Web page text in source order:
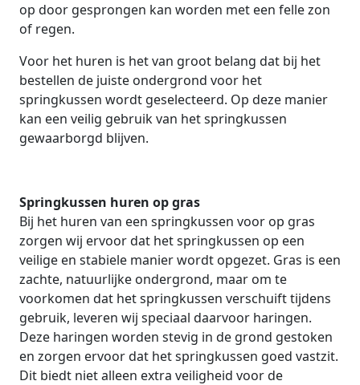
op door gesprongen kan worden met een felle zon
of regen.
Voor het huren is het van groot belang dat bij het
bestellen de juiste ondergrond voor het
springkussen wordt geselecteerd. Op deze manier
kan een veilig gebruik van het springkussen
gewaarborgd blijven.
Springkussen huren op gras
Bij het huren van een springkussen voor op gras
zorgen wij ervoor dat het springkussen op een
veilige en stabiele manier wordt opgezet. Gras is een
zachte, natuurlijke ondergrond, maar om te
voorkomen dat het springkussen verschuift tijdens
gebruik, leveren wij speciaal daarvoor haringen.
Deze haringen worden stevig in de grond gestoken
en zorgen ervoor dat het springkussen goed vastzit.
Dit biedt niet alleen extra veiligheid voor de